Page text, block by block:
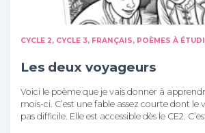
CYCLE 2 CYCLE 3 FRANÇAIS POÈMES À
Les deux voyageurs
Voici le poème que je vais donner à
mois-ci. C’est une fable assez courte dont le
pas difficile. Elle est accessible dès le CE2.